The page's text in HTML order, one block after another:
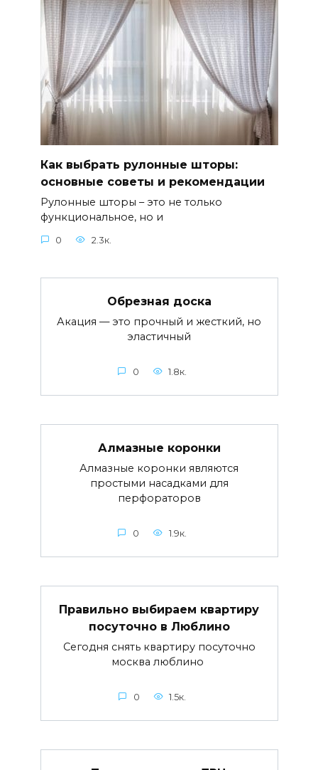
Как выбрать рулонные шторы:
основные советы и рекомендации
Рулонные шторы – это не только
функциональное, но и
0 2.3к.
Обрезная доска
Акация — это прочный и жесткий, но
эластичный
0 1.8к.
Алмазные коронки
Алмазные коронки являются
простыми насадками для
перфораторов
0 1.9к.
Правильно выбираем квартиру
посуточно в Люблино
Сегодня снять квартиру посуточно
москва люблино
0 1.5к.